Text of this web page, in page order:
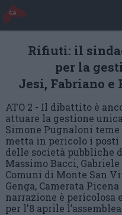
Rifiuti: il
per la
Jesi, Fabriano e
ATO 2 - Il dibattito è
attuare la gestione
Simone Pugnaloni
metta in pericolo i posti
delle società pubbliche
Massimo Bacci,
Comuni di Monte San
Genga, Camerata
narrazione è pericolosa
per l'8 aprile